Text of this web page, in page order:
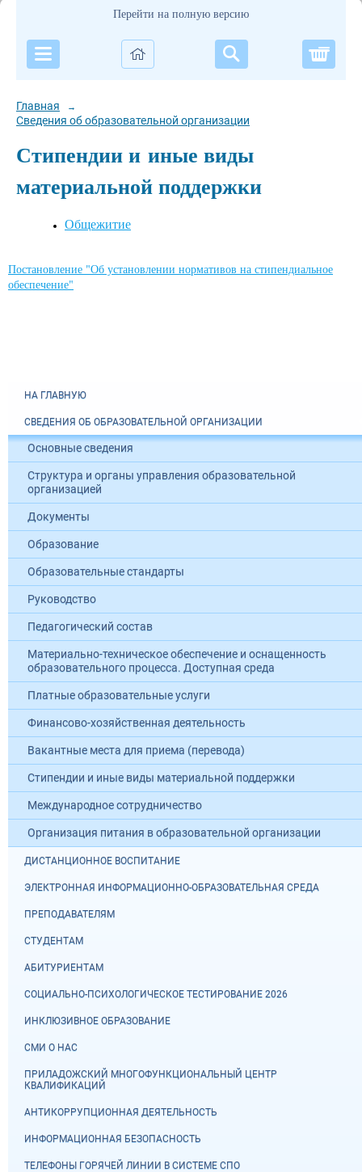
Перейти на полную версию
Главная →
Сведения об образовательной организации
Стипендии и иные виды
материальной поддержки
Общежитие
Постановление "Об установлении нормативов на стипендиальное
обеспечение"
НА ГЛАВНУЮ
СВЕДЕНИЯ ОБ ОБРАЗОВАТЕЛЬНОЙ ОРГАНИЗАЦИИ
Основные сведения
Структура и органы управления образовательной
организацией
Документы
Образование
Образовательные стандарты
Руководство
Педагогический состав
Материально-техническое обеспечение и оснащенность
образовательного процесса. Доступная среда
Платные образовательные услуги
Финансово-хозяйственная деятельность
Вакантные места для приема (перевода)
Стипендии и иные виды материальной поддержки
Международное сотрудничество
Организация питания в образовательной организации
ДИСТАНЦИОННОЕ ВОСПИТАНИЕ
ЭЛЕКТРОННАЯ ИНФОРМАЦИОННО-ОБРАЗОВАТЕЛЬНАЯ СРЕДА
ПРЕПОДАВАТЕЛЯМ
СТУДЕНТАМ
АБИТУРИЕНТАМ
СОЦИАЛЬНО-ПСИХОЛОГИЧЕСКОЕ ТЕСТИРОВАНИЕ 2026
ИНКЛЮЗИВНОЕ ОБРАЗОВАНИЕ
СМИ О НАС
ПРИЛАДОЖСКИЙ МНОГОФУНКЦИОНАЛЬНЫЙ ЦЕНТР
КВАЛИФИКАЦИЙ
АНТИКОРРУПЦИОННАЯ ДЕЯТЕЛЬНОСТЬ
ИНФОРМАЦИОННАЯ БЕЗОПАСНОСТЬ
ТЕЛЕФОНЫ ГОРЯЧЕЙ ЛИНИИ В СИСТЕМЕ СПО